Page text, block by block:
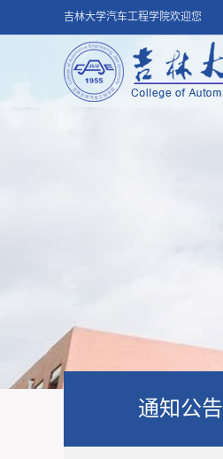
吉林大学汽车工程学院欢迎您
通知公告